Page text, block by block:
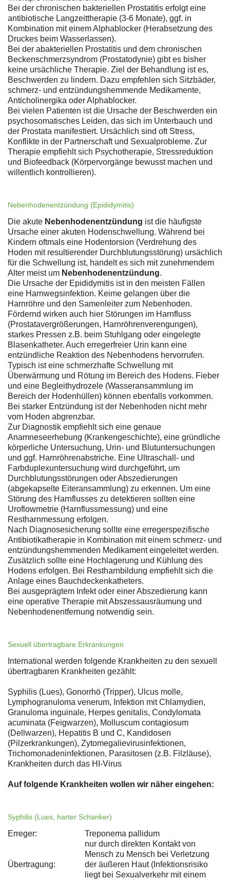
Bei der chronischen bakteriellen Prostatitis erfolgt eine
antibiotische Langzeittherapie (3-6 Monate), ggf. in
Kombination mit einem Alphablocker (Herabsetzung des
Druckes beim Wasserlassen).
Bei der abakteriellen Prostatitis und dem chronischen
Beckenschmerzsyndrom (Prostatodynie) gibt es bisher
keine ursächliche Therapie. Ziel der Behandlung ist es,
Beschwerden zu lindern. Dazu empfehlen sich Sitzbäder,
schmerz- und entzündungshemmende Medikamente,
Anticholinergika oder Alphablocker.
Bei vielen Patienten ist die Ursache der Beschwerden ein
psychosomatisches Leiden, das sich im Unterbauch und
der Prostata manifestiert. Ursächlich sind oft Stress,
Konflikte in der Partnerschaft und Sexualprobleme. Zur
Therapie empfiehlt sich Psychotherapie, Stressreduktion
und Biofeedback (Körpervorgänge bewusst machen und
willentlich kontrollieren).
Nebenhodenentzündung (Epididymitis)
Die akute Nebenhodenentzündung ist die häufigste
Ursache einer akuten Hodenschwellung. Während bei
Kindern oftmals eine Hodentorsion (Verdrehung des
Hoden mit resultierender Durchblutungsstörung) ursächlich
für die Schwellung ist, handelt es sich mit zunehmendem
Alter meist um Nebenhodenentzündung.
Die Ursache der Epididymitis ist in den meisten Fällen
eine Harnwegsinfektion. Keime gelangen über die
Harnröhre und den Samenleiter zum Nebenhoden.
Fördernd wirken auch hier Störungen im Harnfluss
(Prostatavergrößerungen, Harnröhrenverengungen),
starkes Pressen z.B. beim Stuhlgang oder eingelegte
Blasenkatheter. Auch erregerfreier Urin kann eine
entzündliche Reaktion des Nebenhodens hervorrufen.
Typisch ist eine schmerzhafte Schwellung mit
Überwärmung und Rötung im Bereich des Hodens. Fieber
und eine Begleithydrozele (Wasseransammlung im
Bereich der Hodenhüllen) können ebenfalls vorkommen.
Bei starker Entzündung ist der Nebenhoden nicht mehr
vom Hoden abgrenzbar.
Zur Diagnostik empfiehlt sich eine genaue
Anamneseerhebung (Krankengeschichte), eine gründliche
körperliche Untersuchung, Urin- und Blutuntersuchungen
und ggf. Harnröhrenabstriche. Eine Ultraschall- und
Farbduplexuntersuchung wird durchgeführt, um
Durchblutungsstörungen oder Abszedierungen
(abgekapselte Eiteransammlung) zu erkennen. Um eine
Störung des Harnflusses zu detektieren sollten eine
Uroflowmetrie (Harnflussmessung) und eine
Restharnmessung erfolgen.
Nach Diagnosesicherung sollte eine erregerspezifische
Antibiotikatherapie in Kombination mit einem schmerz- und
entzündungshemmenden Medikament eingeleitet werden.
Zusätzlich sollte eine Hochlagerung und Kühlung des
Hodens erfolgen. Bei Restharnbildung empfiehlt sich die
Anlage eines Bauchdeckenkatheters.
Bei ausgeprägtem Infekt oder einer Abszedierung kann
eine operative Therapie mit Abszessausräumung und
Nebenhodenentfernung notwendig sein.
Sexuell übertragbare Erkrankungen
International werden folgende Krankheiten zu den sexuell
übertragbaren Krankheiten gezählt:
Syphilis (Lues), Gonorrhö (Tripper), Ulcus molle,
Lymphogranuloma venerum, Infektion mit Chlamydien,
Granuloma inguinale, Herpes genitalis, Condylomata
acuminata (Feigwarzen), Molluscum contagiosum
(Dellwarzen), Hepatitis B und C, Kandidosen
(Pilzerkrankungen), Zytomegalievirusinfektionen,
Trichomonadeninfektionen, Parasitosen (z.B. Filzläuse),
Krankheiten durch das HI-Virus
Auf folgende Krankheiten wollen wir näher eingehen:
Syphilis (Lues, harter Schanker)
Erreger: Treponema pallidum
Übertragung:
nur durch direkten Kontakt von
Mensch zu Mensch bei Verletzung
der äußeren Haut (Infektionsrisiko
liegt bei Sexualverkehr mit einem